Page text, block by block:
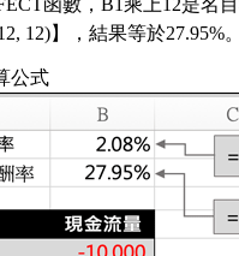
12)】，結果等於27.95%。
公式